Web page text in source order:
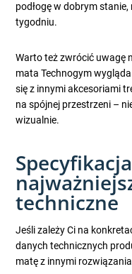
podłogę w dobrym
tygodniu.
Warto też zwrócić uwagę
mata Technogym
się z innymi akcesoriami
na spójnej przestrzeni –
wizualnie.
techniczne
Jeśli zależy Ci na
danych technicznych
matę z innymi